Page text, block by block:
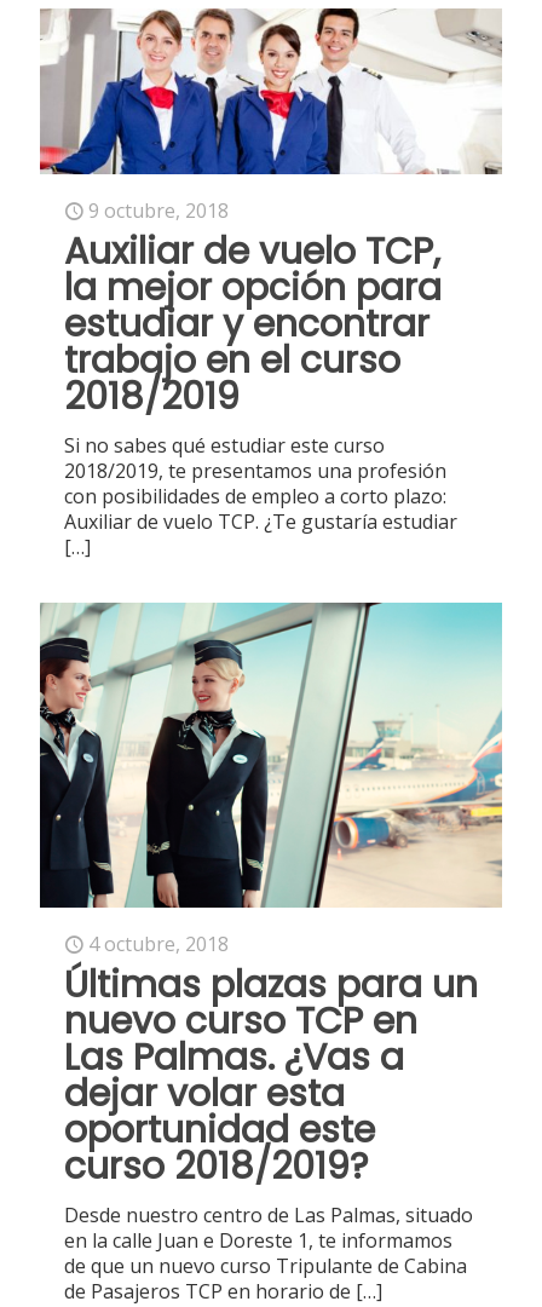
9 octubre, 2018
Auxiliar de vuelo TCP,
la mejor opción para
estudiar y encontrar
trabajo en el curso
2018/2019
Si no sabes qué estudiar este curso
2018/2019, te presentamos una profesión
con posibilidades de empleo a corto plazo:
Auxiliar de vuelo TCP. ¿Te gustaría estudiar
[…]
4 octubre, 2018
Últimas plazas para un
nuevo curso TCP en
Las Palmas. ¿Vas a
dejar volar esta
oportunidad este
curso 2018/2019?
Desde nuestro centro de Las Palmas, situado
en la calle Juan e Doreste 1, te informamos
de que un nuevo curso Tripulante de Cabina
de Pasajeros TCP en horario de […]